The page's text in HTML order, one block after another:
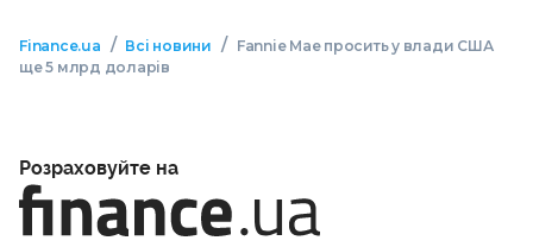
Finance.ua / Всі новини /
Fannie Mae просить у влади США
ще 5 млрд доларів
Розраховуйте на